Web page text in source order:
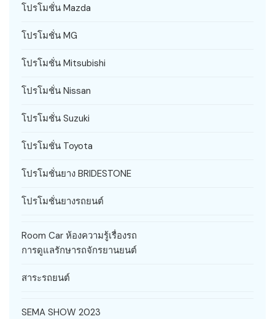
โปรโมชั่น Mazda
โปรโมชั่น MG
โปรโมชั่น Mitsubishi
โปรโมชั่น Nissan
โปรโมชั่น Suzuki
โปรโมชั่น Toyota
โปรโมชั่นยาง BRIDESTONE
โปรโมชั่นยางรถยนต์
Room Car ห้องความรู้เรื่องรถ
การดูแลรักษารถจักรยานยนต์
สาระรถยนต์
SEMA SHOW 2023